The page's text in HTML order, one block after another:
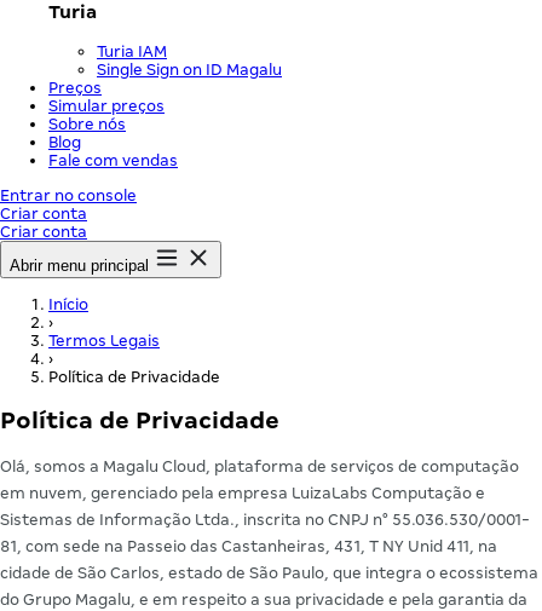
Turia
Turia IAM
Single Sign on ID Magalu
Preços
Simular preços
Sobre nós
Blog
Fale com vendas
Entrar no console
Criar conta
Criar conta
Abrir menu principal
Início
›
Termos Legais
›
Política de Privacidade
Política de Privacidade
Olá, somos a Magalu Cloud, plataforma de serviços de computação
em nuvem, gerenciado pela empresa LuizaLabs Computação e
Sistemas de Informação Ltda., inscrita no CNPJ n° 55.036.530/0001-
81, com sede na Passeio das Castanheiras, 431, T NY Unid 411, na
cidade de São Carlos, estado de São Paulo, que integra o ecossistema
do Grupo Magalu, e em respeito a sua privacidade e pela garantia da